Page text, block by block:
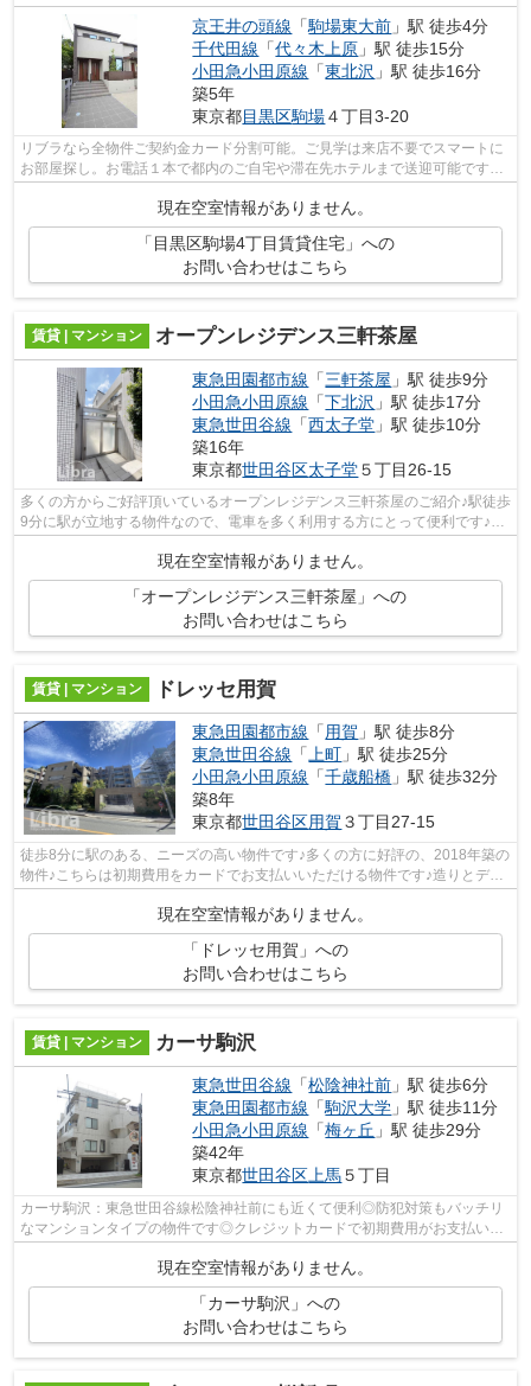
京王井の頭線 「駒場東大前 」駅 徒歩4分
千代田線 「代々木上原 」駅 徒歩15分
小田急小田原線 「東北沢 」駅 徒歩16分
築5年
東京都目黒区駒場４丁目3-20
リブラなら全物件ご契約金カード分割可能。ご見学は来店不要でスマートに
お部屋探し。お電話１本で都内のご自宅や滞在先ホテルまで送迎可能です。
現在空室情報がありません。
「目黒区駒場4丁目賃貸住宅」への
お問い合わせはこちら
賃貸 | マンション オープンレジデンス三軒茶屋
東急田園都市線 「三軒茶屋 」駅 徒歩9分
小田急小田原線 「下北沢 」駅 徒歩17分
東急世田谷線 「西太子堂 」駅 徒歩10分
築16年
東京都世田谷区太子堂５丁目26-15
多くの方からご好評頂いているオープンレジデンス三軒茶屋のご紹介♪駅徒歩
9分に駅が立地する物件なので、電車を多く利用する方にとって便利です♪こ
現在空室情報がありません。
「オープンレジデンス三軒茶屋」への
お問い合わせはこちら
賃貸 | マンション ドレッセ用賀
東急田園都市線 「用賀 」駅 徒歩8分
東急世田谷線 「上町 」駅 徒歩25分
小田急小田原線 「千歳船橋 」駅 徒歩32分
築8年
東京都世田谷区用賀 ３丁目27-15
徒歩8分に駅のある、ニーズの高い物件です♪多くの方に好評の、2018年築の
物件♪こちらは初期費用をカードでお支払いいただける物件です♪造りとデザ
現在空室情報がありません。
「ドレッセ用賀」への
お問い合わせはこちら
賃貸 | マンション カーサ駒沢
東急世田谷線 「松陰神社前 」駅 徒歩6分
東急田園都市線 「駒沢大学 」駅 徒歩11分
小田急小田原線 「梅ヶ丘 」駅 徒歩29分
築42年
東京都世田谷区 上馬５丁目
カーサ駒沢：東急世田谷線松陰神社前にも近くて便利◎防犯対策もバッチリ
なマンションタイプの物件です◎クレジットカードで初期費用がお支払いい
ただけるので、決済の手間が軽減できま...
現在空室情報がありません。
「カーサ駒沢」への
お問い合わせはこちら